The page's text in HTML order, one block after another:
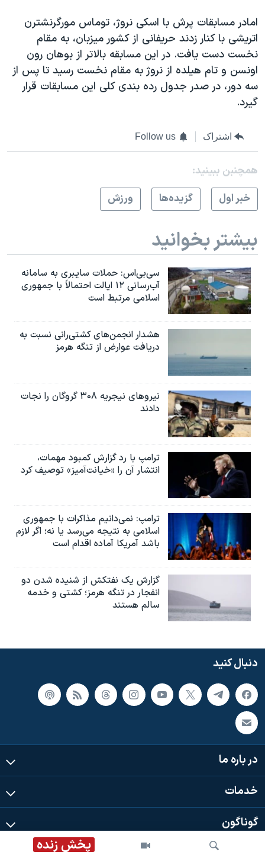
پخش زنده
امادر مسابقات پرش با اسکی نروژ، توماس مورگرنشترن
اتریشی با کنار زدند حریفانی از کشور میزبان، به مقام
نخست دست یافت. در این مسابقه بالاتر از بوهان رون
اونسن و تام هیلده از نروژ به مقام نخست رسید تا پس از
سه دور، در صدر جدول رده بندی کلی این مسابقات قرار
گیرد.
اشتراک Follow us
همچنبن ببینید:
خبر اول
گزيده‌ها ورزش
بیشتر بخوانید
سی‌بی‌اس: حملات سایبری به سامانه
آب‌رسانی ۱۲ ایالت احتمالاً با جمهوری
اسلامی مرتبط است
هشدار انجمن‌های کشتی‌رانی نسبت به
دریافت عوارض از تنگه هرمز
نیروهای نیجریه‌ ۳۰۸ گروگان را نجات
دادند
ترامپ با رد گزارش کمبود مهمات،
انتشار آن را «خیانت‌آمیز» توصیف کرد
ترامپ: نمی‌دانیم مذاکرات با جمهوری
اسلامی به نتیجه می‌رسد یا نه؛ اگر لازم
باشد آمریکا آماده اقدام است
گزارش یک نفتکش از شنیده شدن دو
انفجار در تنگه هرمز؛ کشتی و خدمه
سالم هستند
دنبال کنید
در باره ما
خدمات
گوناگون